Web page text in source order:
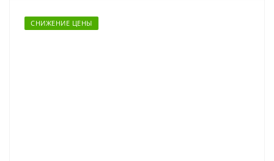
СНИЖЕНИЕ ЦЕНЫ